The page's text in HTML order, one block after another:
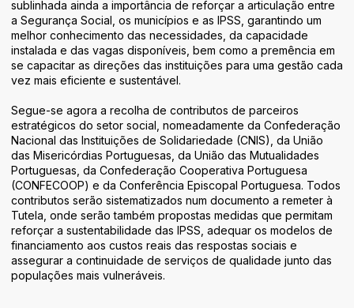
sublinhada ainda a importância de reforçar a articulação entre
a Segurança Social, os municípios e as IPSS, garantindo um
melhor conhecimento das necessidades, da capacidade
instalada e das vagas disponíveis, bem como a premência em
se capacitar as direções das instituições para uma gestão cada
vez mais eficiente e sustentável.
Segue-se agora a recolha de contributos de parceiros
estratégicos do setor social, nomeadamente da Confederação
Nacional das Instituições de Solidariedade (CNIS), da União
das Misericórdias Portuguesas, da União das Mutualidades
Portuguesas, da Confederação Cooperativa Portuguesa
(CONFECOOP) e da Conferência Episcopal Portuguesa. Todos
contributos serão sistematizados num documento a remeter à
Tutela, onde serão também propostas medidas que permitam
reforçar a sustentabilidade das IPSS, adequar os modelos de
financiamento aos custos reais das respostas sociais e
assegurar a continuidade de serviços de qualidade junto das
populações mais vulneráveis.